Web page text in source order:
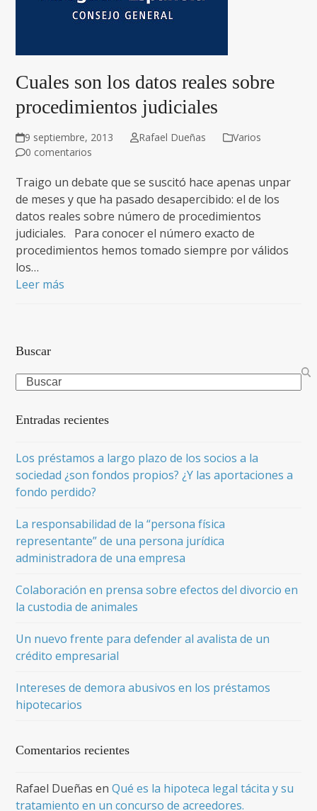
Cuales son los datos reales sobre
procedimientos judiciales
9 septiembre, 2013 Rafael Dueñas
Varios
0 comentarios
Traigo un debate que se suscitó hace apenas unpar
de meses y que ha pasado desapercibido: el de los
datos reales sobre número de procedimientos
judiciales. Para conocer el número exacto de
procedimientos hemos tomado siempre por válidos
los…
Leer más
Buscar
Search
Entradas recientes
Los préstamos a largo plazo de los socios a la
sociedad ¿son fondos propios? ¿Y las aportaciones a
fondo perdido?
La responsabilidad de la “persona física
representante” de una persona jurídica
administradora de una empresa
Colaboración en prensa sobre efectos del divorcio en
la custodia de animales
Un nuevo frente para defender al avalista de un
crédito empresarial
Intereses de demora abusivos en los préstamos
hipotecarios
Comentarios recientes
Rafael Dueñas enQué es la hipoteca legal tácita y su
tratamiento en un concurso de acreedores.